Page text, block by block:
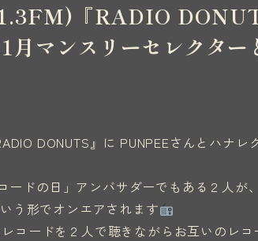
『RADIO
月マンスリーセレクタ
DONUTS』に PUNPEEさんとハナ
ードの日」アンバサダーでもある２人が
う形でオンエアされます
コードを２人で聴きながらお互いのレ